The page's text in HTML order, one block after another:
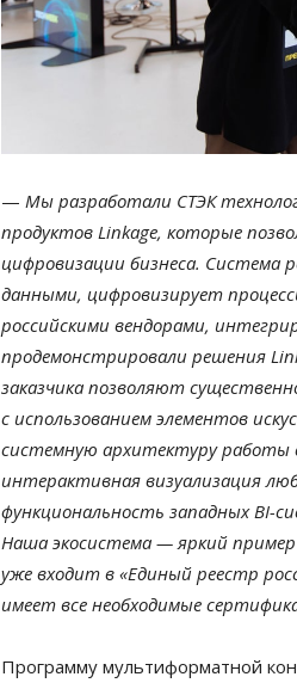
— Мы разработали СТЭК
продуктов Linkage, которые
цифровизации бизнеса.
данными, цифровизирует
российскими вендорами,
продемонстрировали решения
заказчика позволяют
с использованием элементов
системную архитектуру работы
интерактивная визуализация
функциональность западных BI-
Наша экосистема — яркий
уже входит в «Единый реестр
имеет все необходимые
Программу мультиформатной